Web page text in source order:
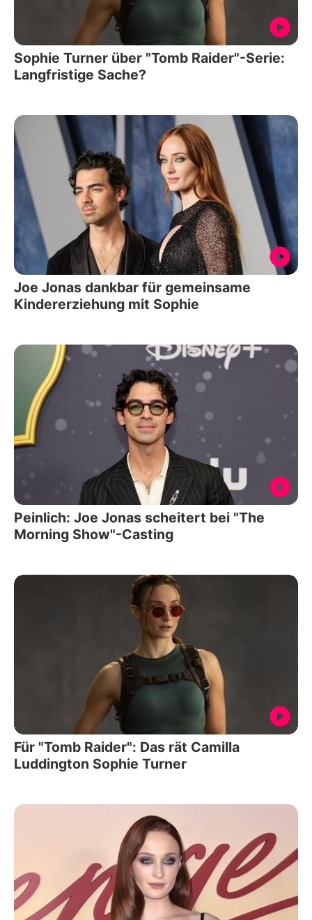
Sophie Turner über "Tomb Raider"-Serie:
Langfristige Sache?
Joe Jonas dankbar für gemeinsame
Kindererziehung mit Sophie
Peinlich: Joe Jonas scheitert bei "The
Morning Show"-Casting
Für "Tomb Raider": Das rät Camilla
Luddington Sophie Turner